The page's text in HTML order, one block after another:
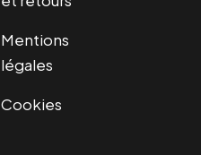
Mentions
légales
Cookies